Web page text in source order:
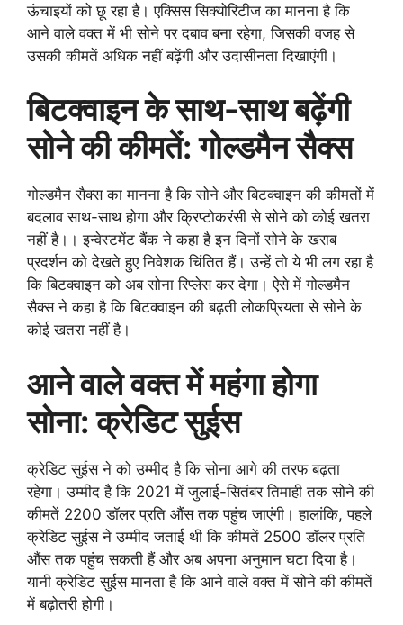
ऊंचाइयों को छू रहा है। एक्सिस सिक्योरिटीज का मानना है कि
आने वाले वक्त में भी सोने पर दबाव बना रहेगा, जिसकी वजह से
उसकी कीमतें अधिक नहीं बढ़ेंगी और उदासीनता दिखाएंगी।
बिटक्वाइन के साथ-साथ बढ़ेंगी
सोने की कीमतें: गोल्डमैन सैक्स
गोल्डमैन सैक्स का मानना है कि सोने और बिटक्वाइन की कीमतों में
बदलाव साथ-साथ होगा और क्रिप्टोकरंसी से सोने को कोई खतरा
नहीं है।। इन्वेस्टमेंट बैंक ने कहा है इन दिनों सोने के खराब
प्रदर्शन को देखते हुए निवेशक चिंतित हैं। उन्हें तो ये भी लग रहा है
कि बिटक्वाइन को अब सोना रिप्लेस कर देगा। ऐसे में गोल्डमैन
सैक्स ने कहा है कि बिटक्वाइन की बढ़ती लोकप्रियता से सोने के
कोई खतरा नहीं है।
आने वाले वक्त में महंगा होगा
सोना: क्रेडिट सुईस
क्रेडिट सुईस ने को उम्मीद है कि सोना आगे की तरफ बढ़ता
रहेगा। उम्मीद है कि 2021 में जुलाई-सितंबर तिमाही तक सोने की
कीमतें 2200 डॉलर प्रति औंस तक पहुंच जाएंगी। हालांकि, पहले
क्रेडिट सुईस ने उम्मीद जताई थी कि कीमतें 2500 डॉलर प्रति
औंस तक पहुंच सकती हैं और अब अपना अनुमान घटा दिया है।
यानी क्रेडिट सुईस मानता है कि आने वाले वक्त में सोने की कीमतें
में बढ़ोतरी होगी।